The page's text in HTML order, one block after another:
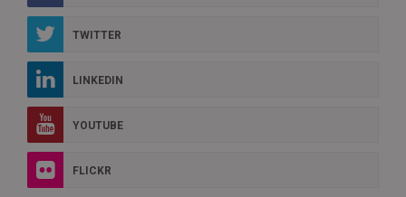
TWITTER
LINKEDIN
YOUTUBE
FLICKR